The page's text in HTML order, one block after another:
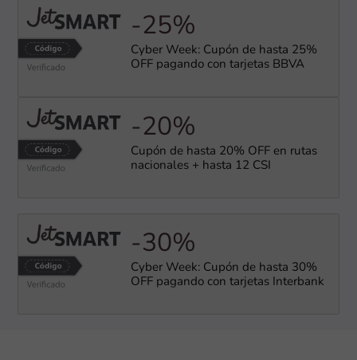
-25%
Cyber Week: Cupón de hasta 25%
OFF pagando con tarjetas BBVA
-20%
Cupón de hasta 20% OFF en rutas
nacionales + hasta 12 CSI
-30%
Cyber Week: Cupón de hasta 30%
OFF pagando con tarjetas Interbank